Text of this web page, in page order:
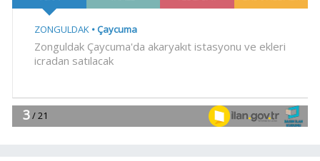
geçirildi
18:51 Eyüpsultan Meydanı